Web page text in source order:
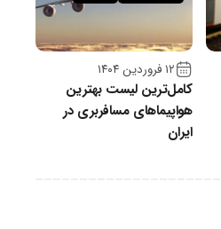
۱۲ فروردین ۱۴۰۴
کامل‌ترین لیست بهترین
هواپیماهای مسافربری در
ایران